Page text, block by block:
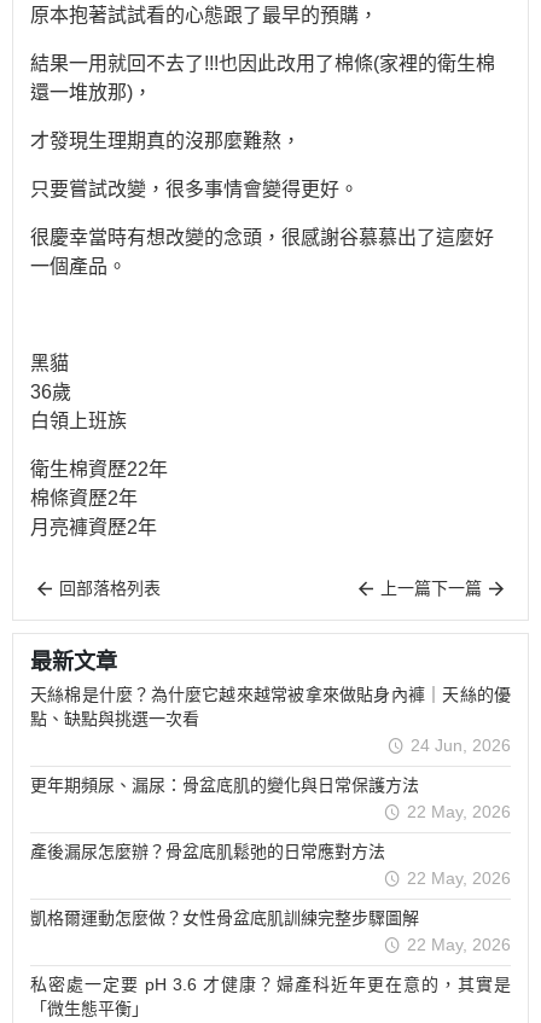
原本抱著試試看的心態跟了最早的預購，
結果一用就回不去了!!!也因此改用了棉條(家裡的衛生棉
還一堆放那)，
才發現生理期真的沒那麼難熬，
只要嘗試改變，很多事情會變得更好。
很慶幸當時有想改變的念頭，很感謝谷慕慕出了這麼好
一個產品。
黑貓
36歲
白領上班族
衛生棉資歷22年
棉條資歷2年
月亮褲資歷2年
回部落格列表 上一篇下一篇
最新文章
天絲棉是什麼？為什麼它越來越常被拿來做貼身內褲｜天絲的優
點、缺點與挑選一次看
24 Jun, 2026
更年期頻尿、漏尿：骨盆底肌的變化與日常保護方法
22 May, 2026
產後漏尿怎麼辦？骨盆底肌鬆弛的日常應對方法
22 May, 2026
凱格爾運動怎麼做？女性骨盆底肌訓練完整步驟圖解
22 May, 2026
私密處一定要 pH 3.6 才健康？婦產科近年更在意的，其實是
「微生態平衡」